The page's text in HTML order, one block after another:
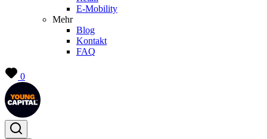
E-Mobility
Mehr
Blog
Kontakt
FAQ
0